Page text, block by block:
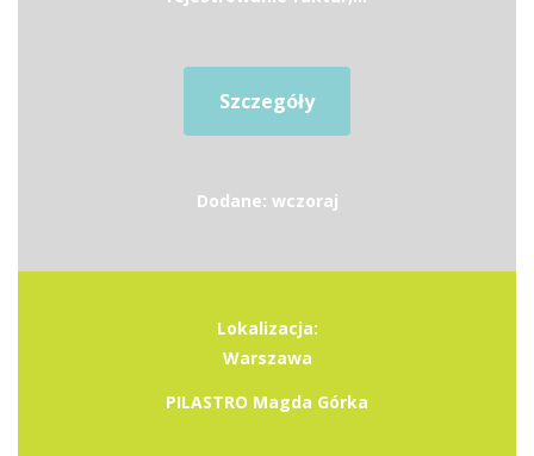
Szczegóły
Dodane: wczoraj
Lokalizacja:
Warszawa
PILASTRO Magda Górka